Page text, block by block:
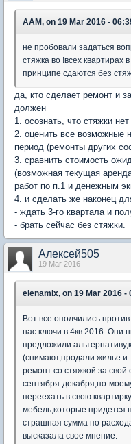
AAM, on 19 Mar 2016 -
не пробовали задаться
стяжка во !всех квартирах
принципе сдаются без
да, кто сделает ремонт и
должен
1. осознать, что стяжки
2. оценить все возможные
период (ремонты других
3. сравнить стоимость
(возможная текущая
работ по п.1 и денежным
4. и сделать же наконец
- ждать 3-го квартала и
- брать сейчас без стяжки.
Алексей505
19 Mar 2016
elenamix, on 19 Mar 2016 -
Вот все ополчились
нас ключи в 4кв.2016. Они
предложили
(снимают,продали жилье и
ремонт со стяжкой за свой
сентября-декабря,по-
переехать в свою
мебель,которые придется
страшная сумма по
высказала свое мнение.